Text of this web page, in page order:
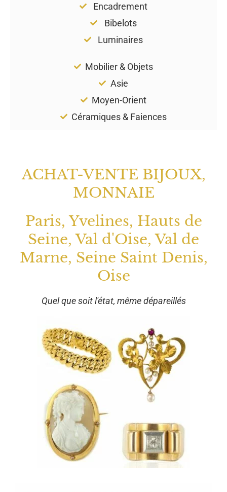
Encadrement
Bibelots
Luminaires
Mobilier & Objets
Asie
Moyen-Orient
Céramiques & Faiences
ACHAT-VENTE BIJOUX,
MONNAIE
Paris, Yvelines, Hauts de
Seine, Val d'Oise, Val de
Marne, Seine Saint Denis,
Oise
Quel que soit l'état, même dépareillés